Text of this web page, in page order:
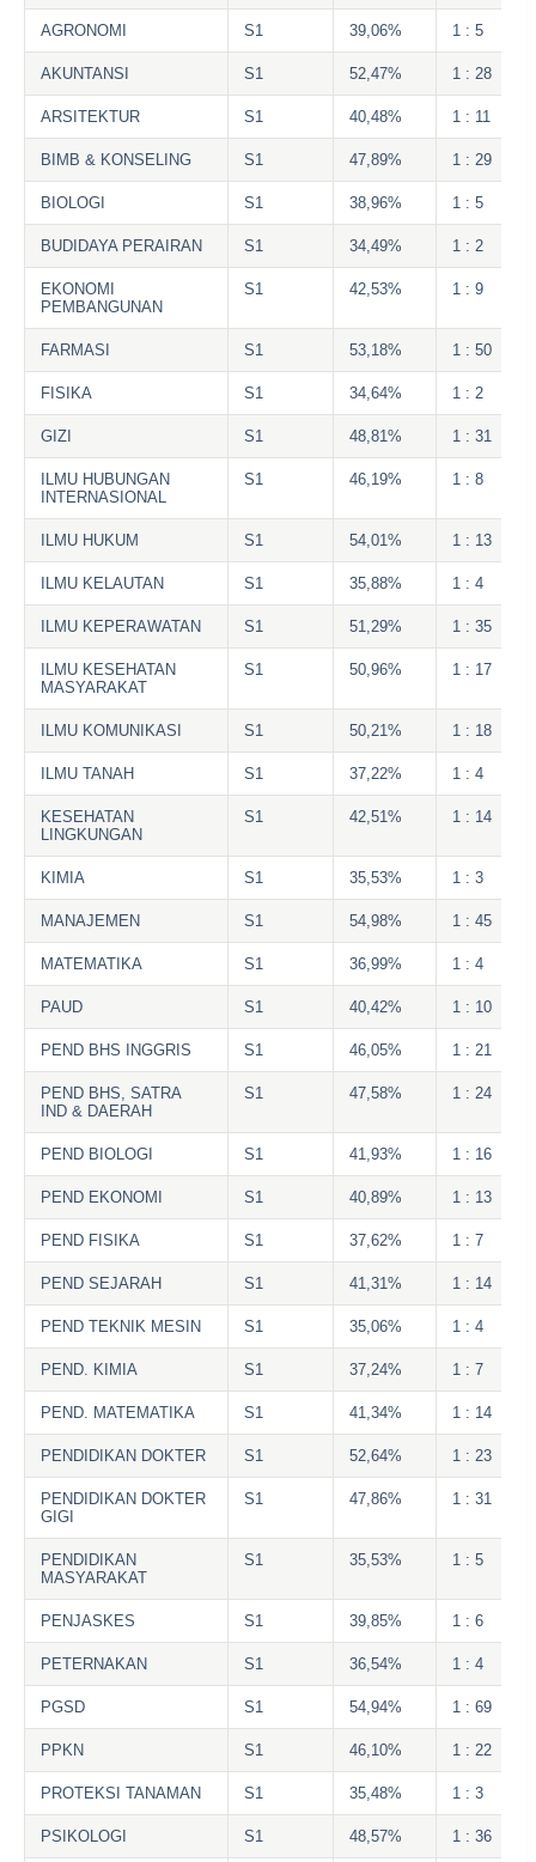
AGRONOMI S1 39,06% 1 : 5
AKUNTANSI S1 52,47% 1 : 28
ARSITEKTUR S1 40,48% 1 : 11
BIMB & KONSELING S1 47,89% 1 : 29
BIOLOGI S1 38,96% 1 : 5
BUDIDAYA PERAIRAN S1 34,49% 1 : 2
EKONOMI
PEMBANGUNAN
S1 42,53% 1 : 9
FARMASI S1 53,18% 1 : 50
FISIKA S1 34,64% 1 : 2
GIZI S1 48,81% 1 : 31
ILMU HUBUNGAN
INTERNASIONAL
S1 46,19% 1 : 8
ILMU HUKUM S1 54,01% 1 : 13
ILMU KELAUTAN S1 35,88% 1 : 4
ILMU KEPERAWATAN S1 51,29% 1 : 35
ILMU KESEHATAN
MASYARAKAT
S1 50,96% 1 : 17
ILMU KOMUNIKASI S1 50,21% 1 : 18
ILMU TANAH S1 37,22% 1 : 4
KESEHATAN
LINGKUNGAN
S1 42,51% 1 : 14
KIMIA S1 35,53% 1 : 3
MANAJEMEN S1 54,98% 1 : 45
MATEMATIKA S1 36,99% 1 : 4
PAUD S1 40,42% 1 : 10
PEND BHS INGGRIS S1 46,05% 1 : 21
PEND BHS, SATRA
IND & DAERAH
S1 47,58% 1 : 24
PEND BIOLOGI S1 41,93% 1 : 16
PEND EKONOMI S1 40,89% 1 : 13
PEND FISIKA S1 37,62% 1 : 7
PEND SEJARAH S1 41,31% 1 : 14
PEND TEKNIK MESIN S1 35,06% 1 : 4
PEND. KIMIA S1 37,24% 1 : 7
PEND. MATEMATIKA S1 41,34% 1 : 14
PENDIDIKAN DOKTER S1 52,64% 1 : 23
PENDIDIKAN DOKTER
GIGI
S1 47,86% 1 : 31
PENDIDIKAN
MASYARAKAT
S1 35,53% 1 : 5
PENJASKES S1 39,85% 1 : 6
PETERNAKAN S1 36,54% 1 : 4
PGSD S1 54,94% 1 : 69
PPKN S1 46,10% 1 : 22
PROTEKSI TANAMAN S1 35,48% 1 : 3
PSIKOLOGI S1 48,57% 1 : 36